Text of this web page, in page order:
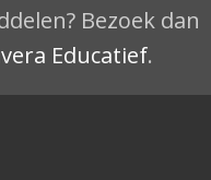
Bezoek dan
Educatief.